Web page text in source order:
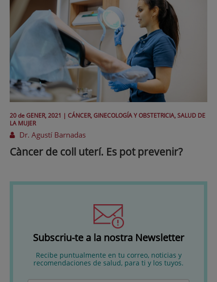
20 deGENER, 2021 | CÁNCER, GINECOLOGÍA Y OBSTETRICIA, SALUD DE
LA MUJER
Dr. Agustí Barnadas
Càncer de coll uterí. Es pot prevenir?
Subscriu-te a la nostra Newsletter
Recibe puntualmente en tu correo, noticias y
recomendaciones de salud, para ti y los tuyos.